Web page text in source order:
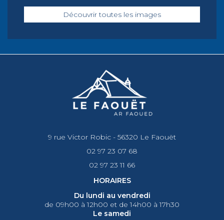
Découvrir toutes les images
9 rue Victor Robic - 56320 Le Faouët
02 97 23 07 68
02 97 23 11 66
HORAIRES
Du lundi au vendredi
de 09h00 à 12h00 et de 14h00 à 17h30
Le samedi